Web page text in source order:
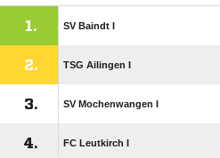
1. SV Baindt I
2. TSG Ailingen I
3. SV Mochenwangen I
4. FC Leutkirch I